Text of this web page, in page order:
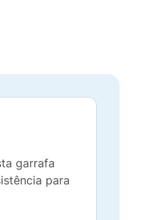
garrafa
para